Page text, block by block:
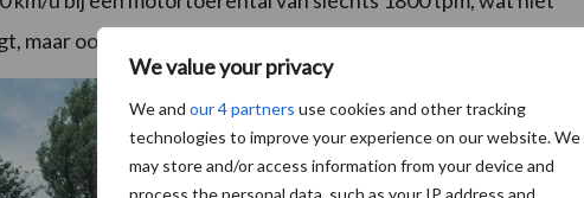
We value your privacy
We and our 4 partners use cookies and other tracking
technologies to improve your experience on our website. We
may store and/or access information from your device and
process the personal data, such as your IP address and
maar ook de geluidsproductie aanzienlijk vermindert.